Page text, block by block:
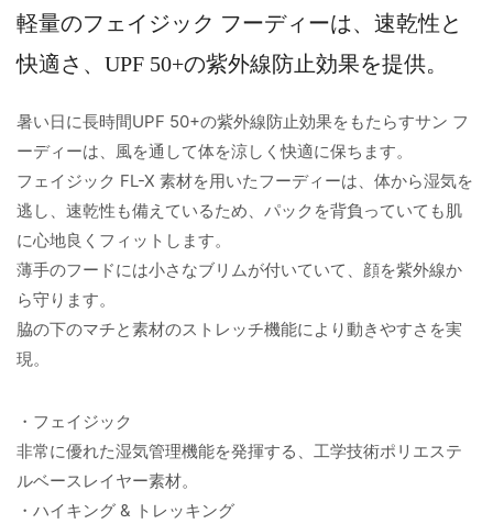
軽量のフェイジック フーディーは、速乾性と
快適さ、UPF 50+の紫外線防止効果を提供。
暑い日に長時間UPF 50+の紫外線防止効果をもたらすサン フ
ーディーは、風を通して体を涼しく快適に保ちます。
フェイジック FL-X 素材を用いたフーディーは、体から湿気を
逃し、速乾性も備えているため、パックを背負っていても肌
に心地良くフィットします。
薄手のフードには小さなブリムが付いていて、顔を紫外線か
ら守ります。
脇の下のマチと素材のストレッチ機能により動きやすさを実
現。
・フェイジック
非常に優れた湿気管理機能を発揮する、工学技術ポリエステ
ルベースレイヤー素材。
・ハイキング & トレッキング